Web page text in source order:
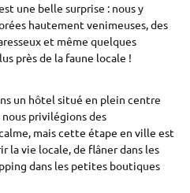
une belle surprise : nous y
hautement venimeuses, des
et même quelques
près de la faune locale !
un hôtel situé en plein centre
privilégions des
mais cette étape en ville est
la vie locale, de flâner dans les
dans les petites boutiques